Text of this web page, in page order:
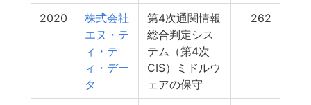
2020
株式会社
エヌ・テ
ィ・テ
ィ・デー
タ
第4次通関情報
総合判定シス
テム（第4次
CIS）ミドルウ
ェアの保守
262